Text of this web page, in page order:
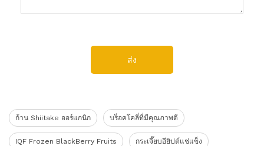
ส่ง
ก้าน Shiitake ออร์แกนิก บร็อคโคลี่ที่มีคุณภาพดี
IQF Frozen BlackBerry Fruits กระเจี๊ยบอียิปต์แช่แข็ง